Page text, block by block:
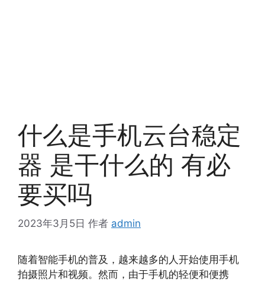
什么是手机云台稳定
器 是干什么的 有必
要买吗
2023年3月5日 作者 admin
随着智能手机的普及，越来越多的人开始使用手机
拍摄照片和视频。然而，由于手机的轻便和便携